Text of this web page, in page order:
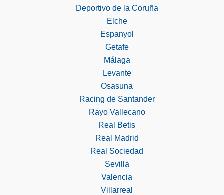
Deportivo de la Coruña
Elche
Espanyol
Getafe
Málaga
Levante
Osasuna
Racing de Santander
Rayo Vallecano
Real Betis
Real Madrid
Real Sociedad
Sevilla
Valencia
Villarreal